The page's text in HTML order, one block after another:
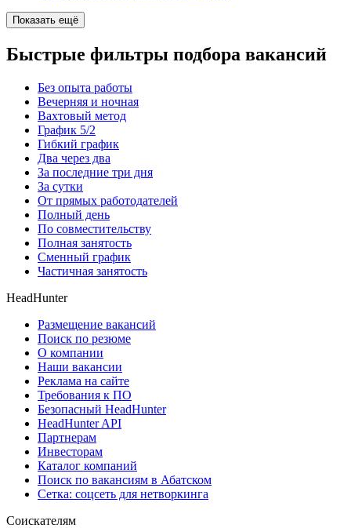
Показать ещё
Быстрые фильтры подбора вакансий
Без опыта работы
Вечерняя и ночная
Вахтовый метод
График 5/2
Гибкий график
Два через два
За последние три дня
За сутки
От прямых работодателей
Полный день
По совместительству
Полная занятость
Сменный график
Частичная занятость
HeadHunter
Размещение вакансий
Поиск по резюме
О компании
Наши вакансии
Реклама на сайте
Требования к ПО
Безопасный HeadHunter
HeadHunter API
Партнерам
Инвесторам
Каталог компаний
Поиск по вакансиям в Абатском
Сетка: соцсеть для нетворкинга
Соискателям